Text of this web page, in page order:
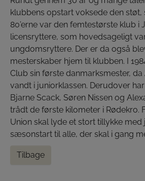
klubbens opstart voksede den støt,
80’erne var den femtestørste klub i
licensryttere, som hovedsageligt
ungdomsryttere. Der er da også
mesterskaber hjem til klubben. I
Club sin første danmarksmester, da
vandt i juniorklassen. Derudover
Bjarne Scack, Søren Nissen og
trådt de første kilometer i Rødekro.
Union skal lyde et stort tillykke
sæsonstart til alle, der skal i gang
Tilbage